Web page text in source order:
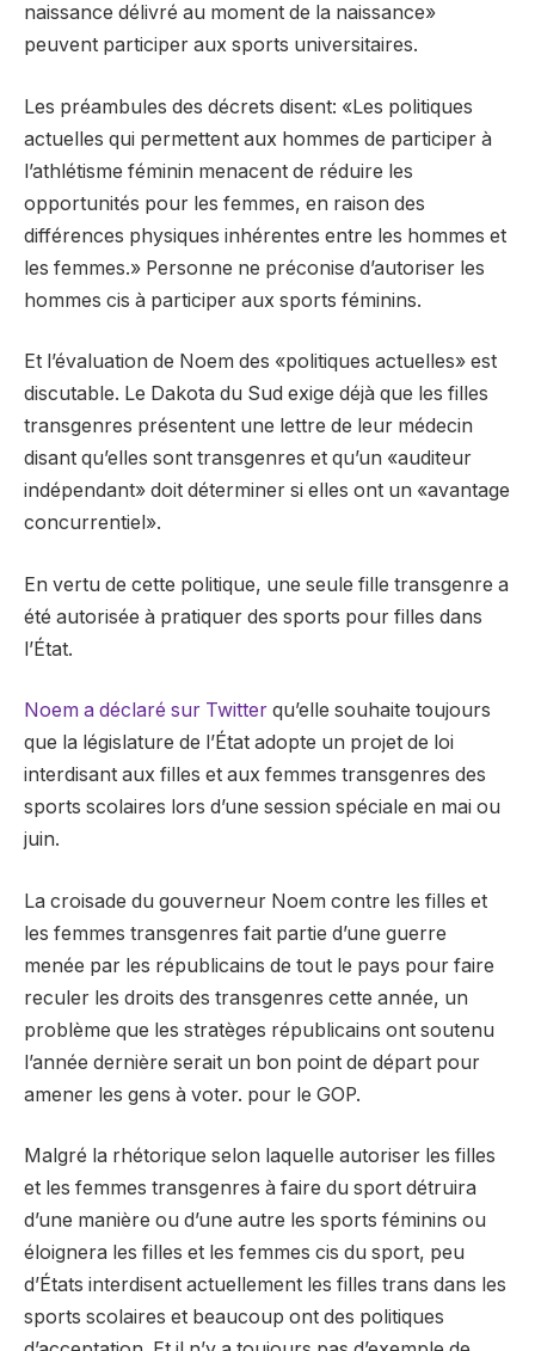
naissance délivré au moment de la naissance»
peuvent participer aux sports universitaires.
Les préambules des décrets disent: «Les politiques
actuelles qui permettent aux hommes de participer à
l’athlétisme féminin menacent de réduire les
opportunités pour les femmes, en raison des
différences physiques inhérentes entre les hommes et
les femmes.» Personne ne préconise d’autoriser les
hommes cis à participer aux sports féminins.
Et l’évaluation de Noem des «politiques actuelles» est
discutable. Le Dakota du Sud exige déjà que les filles
transgenres présentent une lettre de leur médecin
disant qu’elles sont transgenres et qu’un «auditeur
indépendant» doit déterminer si elles ont un «avantage
concurrentiel».
En vertu de cette politique, une seule fille transgenre a
été autorisée à pratiquer des sports pour filles dans
l’État.
Noem a déclaré sur Twitter qu’elle souhaite toujours
que la législature de l’État adopte un projet de loi
interdisant aux filles et aux femmes transgenres des
sports scolaires lors d’une session spéciale en mai ou
juin.
La croisade du gouverneur Noem contre les filles et
les femmes transgenres fait partie d’une guerre
menée par les républicains de tout le pays pour faire
reculer les droits des transgenres cette année, un
problème que les stratèges républicains ont soutenu
l’année dernière serait un bon point de départ pour
amener les gens à voter. pour le GOP.
Malgré la rhétorique selon laquelle autoriser les filles
et les femmes transgenres à faire du sport détruira
d’une manière ou d’une autre les sports féminins ou
éloignera les filles et les femmes cis du sport, peu
d’États interdisent actuellement les filles trans dans les
sports scolaires et beaucoup ont des politiques